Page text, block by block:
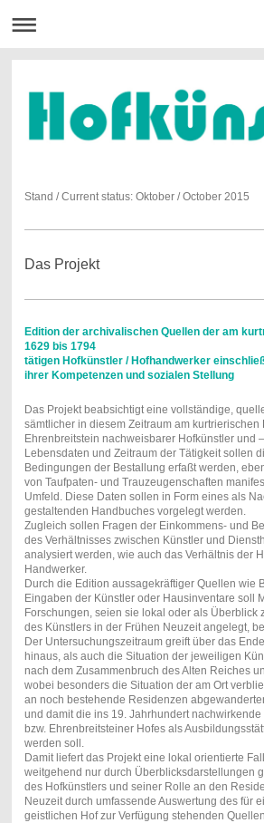
Stand / Current status: Oktober / October 2015
Das Projekt
Edition der archivalischen Quellen der am
1629 bis 1794
tätigen Hofkünstler / Hofhandwerker
ihrer Kompetenzen und sozialen Stellung
Das Projekt beabsichtigt eine vollständige,
sämtlicher in diesem Zeitraum am kurtrierischen
Ehrenbreitstein nachweisbarer Hofkünstler und
Lebensdaten und Zeitraum der Tätigkeit sollen
Bedingungen der Bestallung erfaßt werden,
von Taufpaten- und Trauzeugenschaften
Umfeld. Diese Daten sollen in Form eines als
gestaltenden Handbuches vorgelegt werden.
Zugleich sollen Fragen der Einkommens- und
des Verhältnisses zwischen Künstler und
analysiert werden, wie auch das Verhältnis der
Handwerker.
Durch die Edition aussagekräftiger Quellen wie
Eingaben der Künstler oder Hausinventare soll
Forschungen, seien sie lokal oder als Überblick
des Künstlers in der Frühen Neuzeit angelegt,
Der Untersuchungszeitraum greift über das
hinaus, als auch die Situation der jeweiligen
nach dem Zusammenbruch des Alten Reiches
wobei besonders die Situation der am Ort
an noch bestehende Residenzen
und damit die ins 19. Jahrhundert
bzw. Ehrenbreitsteiner Hofes als
werden soll.
Damit liefert das Projekt eine lokal orientierte
weitgehend nur durch Überblicksdarstellungen
des Hofkünstlers und seiner Rolle an den
Neuzeit durch umfassende Auswertung des für
geistlichen Hof zur Verfügung stehenden